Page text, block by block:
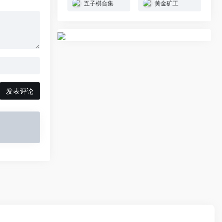
发表评论
五子棋合集 黄金矿工